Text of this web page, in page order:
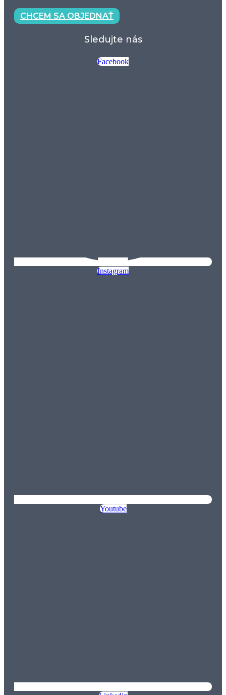
CHCEM SA OBJEDNAŤ
Sledujte nás
Facebook
Instagram
Youtube